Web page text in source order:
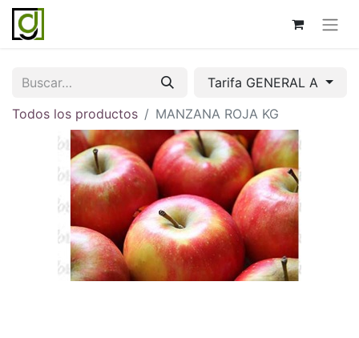
Tarifa GENERAL A
Todos los productos
MANZANA ROJA KG